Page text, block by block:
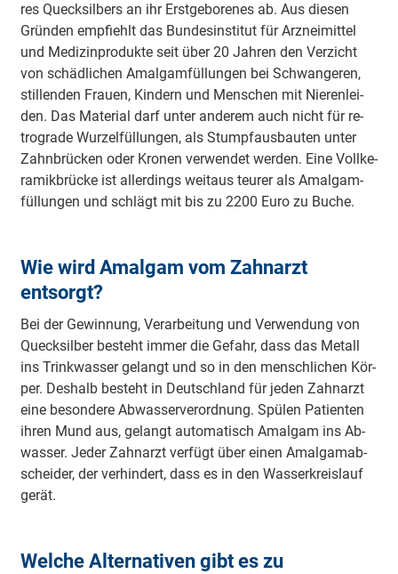
res Queck­sil­bers an ihr Erst­ge­bo­re­nes ab. Aus die­sen
Grün­den emp­fiehlt das Bun­des­in­sti­tut für Arz­nei­mit­tel
und Me­di­zin­pro­duk­te seit über 20 Jah­ren den Ver­zicht
von schäd­li­chen Amal­gam­fül­lun­gen bei Schwan­ge­ren,
stil­len­den Frau­en, Kin­dern und Men­schen mit Nie­ren­lei­
den. Das Ma­te­ri­al darf un­ter an­de­rem auch nicht für re­
tro­gra­de Wur­zel­fül­lun­gen, als Stumpf­aus­bau­ten un­ter
Zahn­brü­cken oder Kro­nen ver­wen­det wer­den. Eine Voll­ke­
ra­mik­brü­cke ist al­ler­dings weit­aus teu­rer als Amal­gam­
fül­lun­gen und schlägt mit bis zu 2200 Euro zu Bu­che.
Wie wird Amalgam vom Zahnarzt
entsorgt?
Bei der Ge­win­nung, Ver­ar­bei­tung und Ver­wen­dung von
Queck­sil­ber be­steht im­mer die Ge­fahr, dass das Me­tall
ins Trink­was­ser ge­langt und so in den mensch­li­chen Kör­
per. Des­halb be­steht in Deutsch­land für je­den Zahn­arzt
eine be­son­de­re Ab­was­ser­ver­ord­nung. Spü­len Pa­tien­ten
ih­ren Mund aus, ge­langt au­to­ma­tisch Amal­gam ins Ab­
was­ser. Je­der Zahn­arzt ver­fügt über ei­nen Amal­gam­ab­
schei­der, der ver­hin­dert, dass es in den Was­ser­krei­slauf
ge­rät.
Welche Alternativen gibt es zu